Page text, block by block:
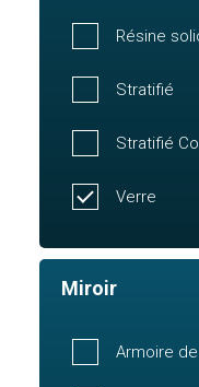
Résine
Stratifié
Stratifié
Verre
Miroir
Armoire